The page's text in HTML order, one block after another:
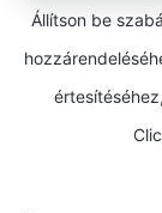
Állítson be